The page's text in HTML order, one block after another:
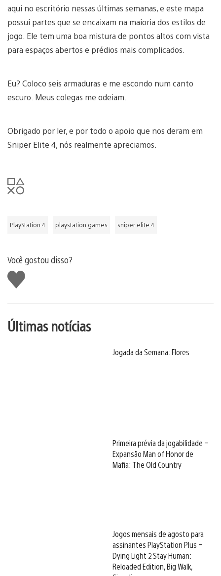
aqui no escritório nessas últimas semanas, e este mapa
possui partes que se encaixam na maioria dos estilos de
jogo. Ele tem uma boa mistura de pontos altos com vista
para espaços abertos e prédios mais complicados.
Eu? Coloco seis armaduras e me escondo num canto
escuro. Meus colegas me odeiam.
Obrigado por ler, e por todo o apoio que nos deram em
Sniper Elite 4, nós realmente apreciamos.
PlayStation 4 playstation games sniper elite 4
Você gostou disso?
Curtir
Últimas notícias
Jogada da Semana: Flores
Primeira prévia da jogabilidade –
Expansão Man of Honor de
Mafia: The Old Country
Jogos mensais de agosto para
assinantes PlayStation Plus –
Dying Light 2 Stay Human:
Reloaded Edition, Big Walk,